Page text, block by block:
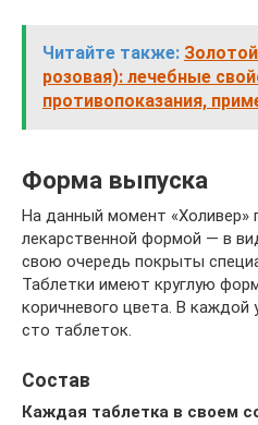
Читайте также:
розовая): лечебные
противопоказания,
Форма выпуска
На данный момент «Холивер»
лекарственной формой — в
свою очередь покрыты
Таблетки имеют круглую
коричневого цвета. В каждой
сто таблеток.
Состав
Каждая таблетка в своем